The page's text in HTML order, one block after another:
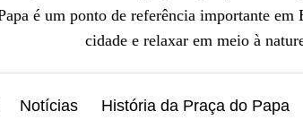
é um ponto de referência importante
cidade e relaxar em meio à
Notícias História da Praça do Papa